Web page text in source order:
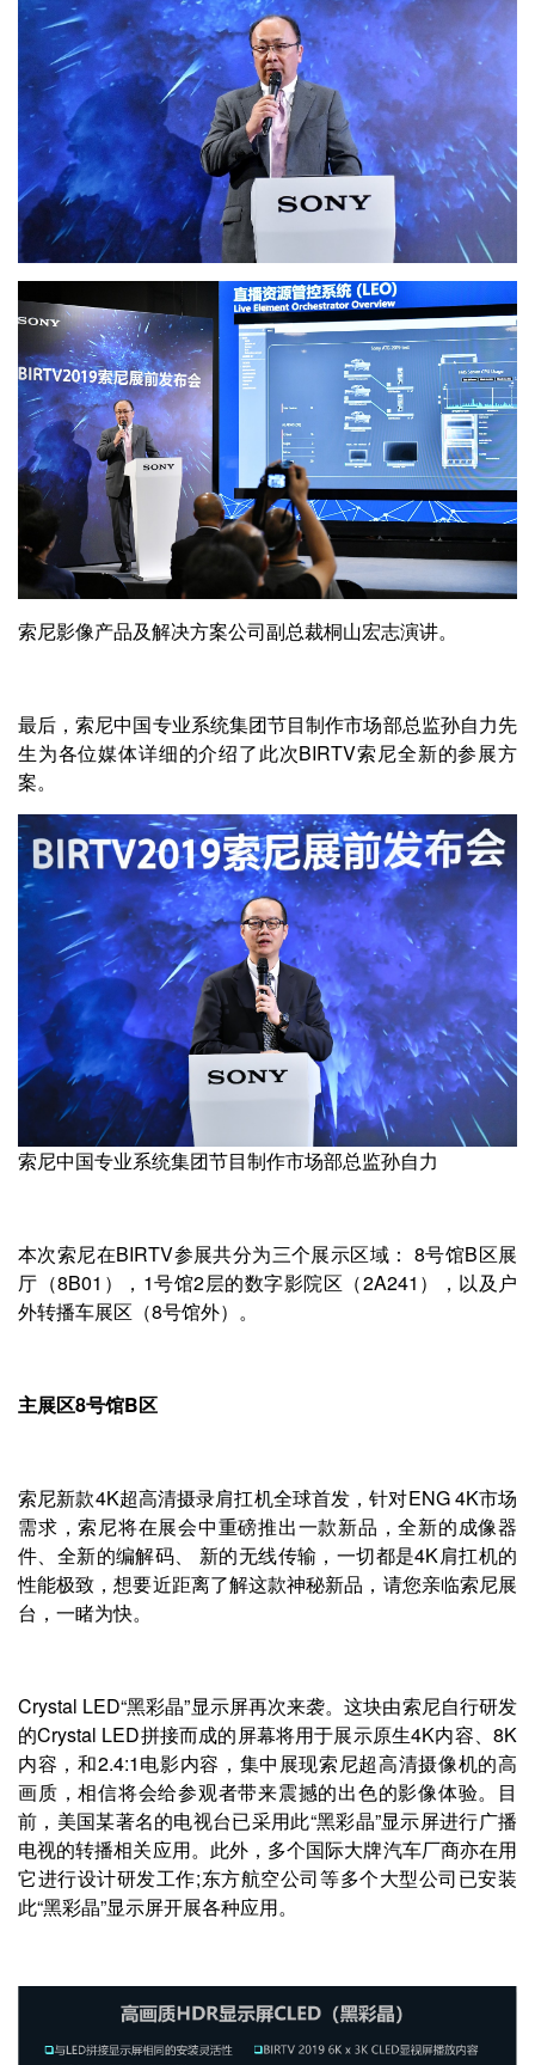
索尼影像产品及解决方案公司副总裁桐山宏志演讲。
最后，索尼中国专业系统集团节目制作市场部总监孙自力先
生为各位媒体详细的介绍了此次BIRTV索尼全新的参展方
案。
索尼中国专业系统集团节目制作市场部总监孙自力
本次索尼在BIRTV参展共分为三个展示区域： 8号馆B区展
厅（8B01），1号馆2层的数字影院区（2A241），以及户
外转播车展区（8号馆外）。
主展区8号馆B区
索尼新款4K超高清摄录肩扛机全球首发，针对ENG 4K市场
需求，索尼将在展会中重磅推出一款新品，全新的成像器
件、全新的编解码、 新的无线传输，一切都是4K肩扛机的
性能极致，想要近距离了解这款神秘新品，请您亲临索尼展
台，一睹为快。
Crystal LED“黑彩晶”显示屏再次来袭。这块由索尼自行研发
的Crystal LED拼接而成的屏幕将用于展示原生4K内容、8K
内容，和2.4:1电影内容，集中展现索尼超高清摄像机的高
画质，相信将会给参观者带来震撼的出色的影像体验。目
前，美国某著名的电视台已采用此“黑彩晶”显示屏进行广播
电视的转播相关应用。此外，多个国际大牌汽车厂商亦在用
它进行设计研发工作;东方航空公司等多个大型公司已安装
此“黑彩晶”显示屏开展各种应用。